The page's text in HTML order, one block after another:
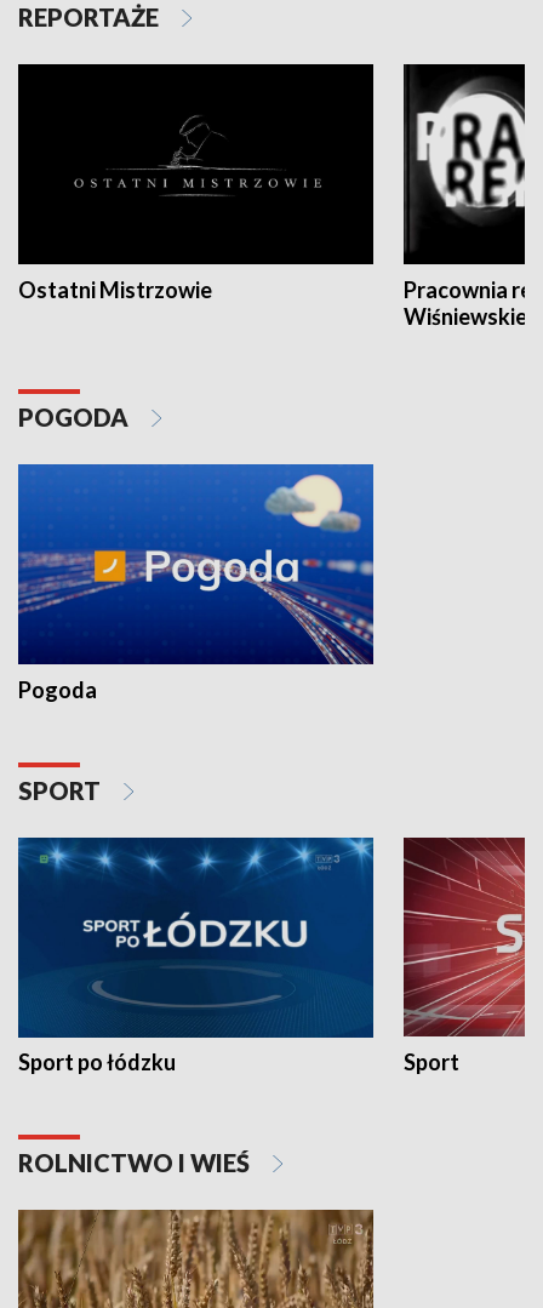
REPORTAŻE
Ostatni Mistrzowie
Pracownia
POGODA
Pogoda
SPORT
Sport po łódzku Sport
ROLNICTWO I WIEŚ